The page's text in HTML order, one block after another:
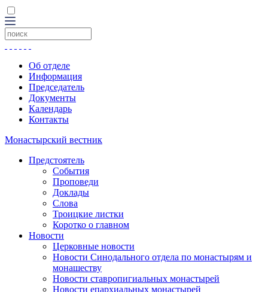
Об отделе
Информация
Председатель
Документы
Календарь
Контакты
Монастырский вестник
Предстоятель
События
Проповеди
Доклады
Слова
Троицкие листки
Коротко о главном
Новости
Церковные новости
Новости Синодального отдела по монастырям и
монашеству
Новости ставропигиальных монастырей
Новости епархиальных монастырей